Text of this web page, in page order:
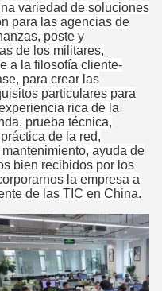
variedad de soluciones
para las agencias de
poste y
de los militares,
a la filosofía cliente-
para crear las
particulares para
rica de la
prueba técnica,
de la red,
ayuda de
bien recibidos por los
la empresa a
de las TIC en China.